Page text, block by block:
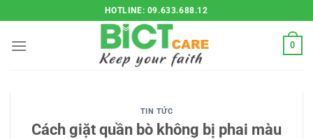
qua
nội
HOTLINE: 09.633.688.12
0
TIN TỨC
Cách giặt quần bò không bị phai màu